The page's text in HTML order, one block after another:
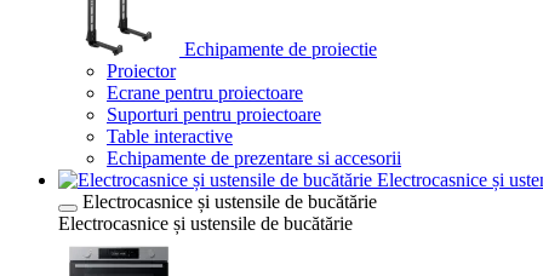
Echipamente de proiectie
Proiector
Ecrane pentru proiectoare
Suporturi pentru proiectoare
Table interactive
Echipamente de prezentare si accesorii
Electrocasnice și
Electrocasnice și ustensile de bucătărie
Electrocasnice și ustensile de bucătărie